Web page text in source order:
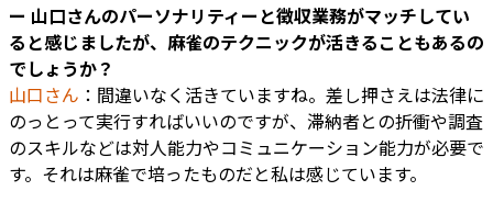
ー 山口さんのパーソナリティーと徴収業務がマッチしてい
ると感じましたが、麻雀のテクニックが活きることもあるの
でしょうか？
山口さん ：間違いなく活きていますね。差し押さえは法律に
のっとって実行すればいいのですが、滞納者との折衝や調査
のスキルなどは対人能力やコミュニケーション能力が必要で
す。それは麻雀で培ったものだと私は感じています。